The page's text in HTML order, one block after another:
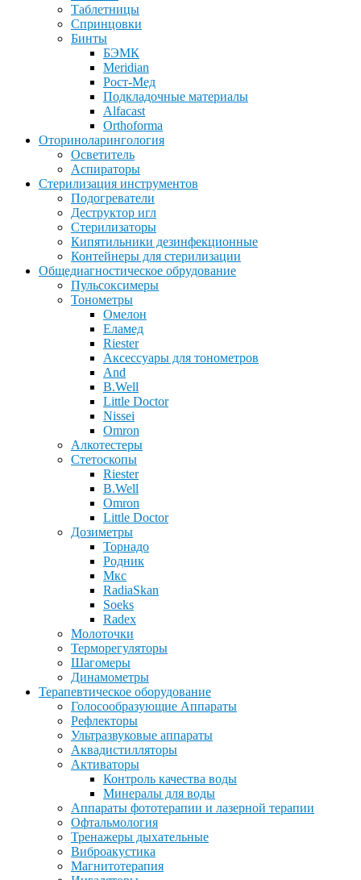
Таблетницы
Спринцовки
Бинты
БЭМК
Meridian
Рост-Мед
Подкладочные материалы
Alfacast
Orthoforma
Оториноларингология
Осветитель
Аспираторы
Стерилизация инструментов
Подогреватели
Деструктор игл
Стерилизаторы
Кипятильники дезинфекционные
Контейнеры для стерилизации
Общедиагностическое обрудование
Пульсоксимеры
Тонометры
Омелон
Еламед
Riester
Аксессуары для тонометров
And
B.Well
Little Doctor
Nissei
Omron
Алкотестеры
Стетоскопы
Riester
B.Well
Omron
Little Doctor
Дозиметры
Торнадо
Родник
Мкс
RadiaSkan
Soeks
Radex
Молоточки
Терморегуляторы
Шагомеры
Динамометры
Терапевтическое оборудование
Голосообразующие Аппараты
Рефлекторы
Ультразвуковые аппараты
Аквадистилляторы
Активаторы
Контроль качества воды
Минералы для воды
Аппараты фототерапии и лазерной терапии
Офтальмология
Тренажеры дыхательные
Виброакустика
Магнитотерапия